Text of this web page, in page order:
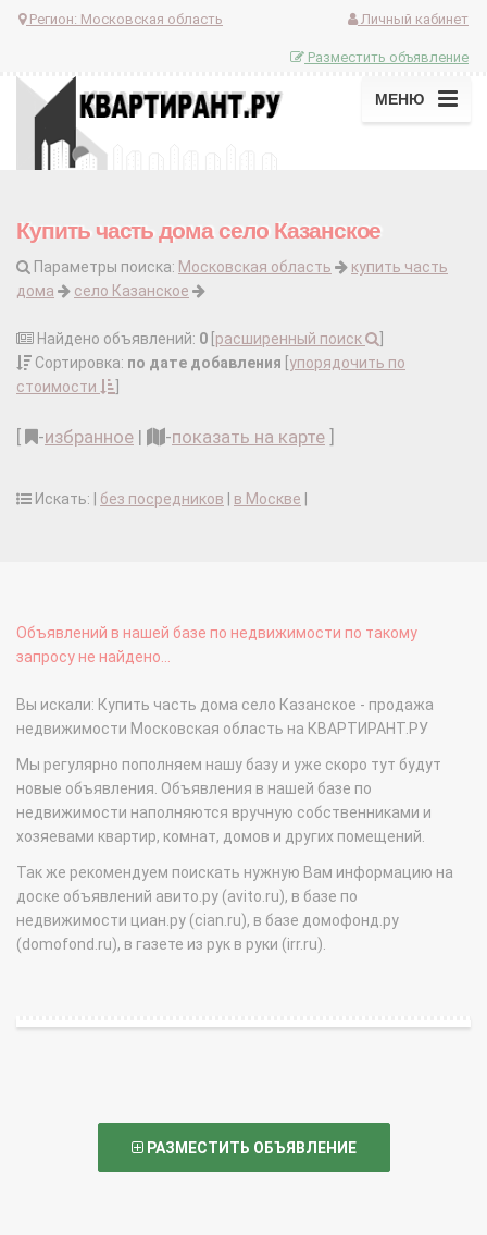
Регион: Московская область Личный кабинет
Разместить объявление
МЕНЮ
Купить часть дома село Казанское
Параметры поиска: Московская область
купить часть
дома
село Казанское
Найдено объявлений: 0 расширенный поиск
Сортировка: по дате добавления упорядочить по
стоимости
-избранное | -показать на карте
Искать: | без посредников в Москве
Объявлений в нашей базе по недвижимости по такому
запросу не найдено...
Вы искали: Купить часть дома село Казанское - продажа
недвижимости Московская область на КВАРТИРАНТ.РУ
Мы регулярно пополняем нашу базу и уже скоро тут будут
новые объявления. Объявления в нашей базе по
недвижимости наполняются вручную собственниками и
хозяевами квартир, комнат, домов и других помещений.
Так же рекомендуем поискать нужную Вам информацию на
доске объявлений авито.ру (avito.ru), в базе по
недвижимости циан.ру (cian.ru), в базе домофонд.ру
(domofond.ru), в газете из рук в руки (irr.ru).
РАЗМЕСТИТЬ ОБЪЯВЛЕНИЕ